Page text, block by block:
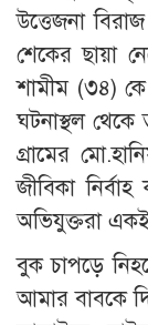
উত্তেজনা
শেকের ছায়া
শামীম (৩৪)
ঘটনাস্থল
গ্রামের
জীবিকা
অভিযুক্তরা একই
বুক চাপড়ে
আমার বাবকে